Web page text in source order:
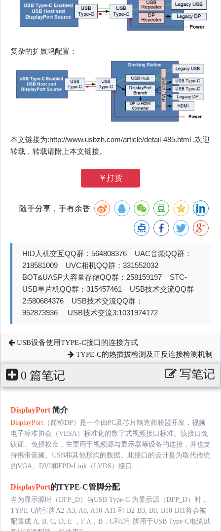
复杂的扩展坞配置：
本文链接为:http://www.usbzh.com/article/detail-485.html ,欢迎
转载，转载请附上本文链接。
￥打赏
随手分享，手有余香
HID人机交互QQ群：564808376 UAC音频QQ群：
218581009 UVC相机QQ群：331552032
BOT&UASP大容量存储QQ群：258159197 STC-
USB单片机QQ群：315457461 USB技术交流QQ群
2:580684376 USB技术交流QQ群：
952873936 USB技术交流3:1031974172
USB设备使用TYPE-C接口的连接方式
TYPE-C的热插拔检测及正反连接检测机制
0 篇笔记 写笔记
DisplayPort 简介
DisplayPort （简称DP）是一个由PC及芯片制造商联盟开发，视频
电子标准协会（VESA）标准化的数字式视频接口标准。该接口免
认证、免授权金，主要用于视频源与显示器等设备的连接，并也支
持携带音频、USB和其他形式的数据。此接口的设计是为取代传统
的VGA、DVI和FPD-Link（LVDS）接口......
DisplayPort的TYPE-C管脚分配
当为显示源时（DFP_D）当USB Type-C 为显示源（DFP_D）时，
TYPE-C的引脚A2-A3, A8, A10-A11 和 B2-B3, B8, B10-B11将会被
配置成 A, B, C, D, E ，F.A，B，C和D引脚用于USB Type-C电缆以